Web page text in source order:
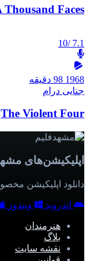
Faces
7.1
/10
1968 98 دقیقه
جنایی درام
The Violent Four
اپلیکیشن‌های
دانلود اپلیکیشن
اندروید ویندوز
هنرمندان
بلاگ
نقشه سایت